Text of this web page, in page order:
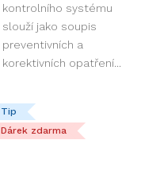
kontrolního systému
slouží jako soupis
preventivních a
korektivních opatření...
Tip
Dárek zdarma